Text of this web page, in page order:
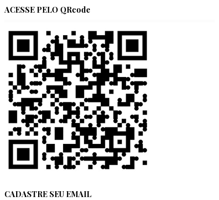
ACESSE PELO QRcode
CADASTRE SEU EMAIL